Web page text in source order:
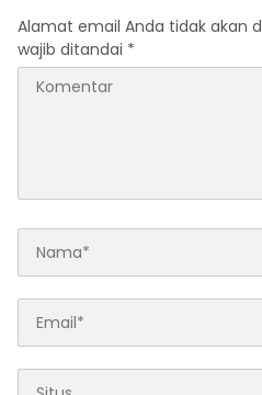
Alamat email Anda tidak akan
wajib ditandai *